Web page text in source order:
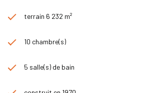
terrain 6 232 m²
10 chambre(s)
5 salle(s) de bain